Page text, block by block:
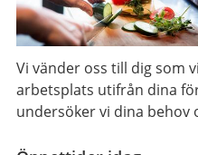
Vi vänder oss till dig som
arbetsplats utifrån dina
undersöker vi dina behov